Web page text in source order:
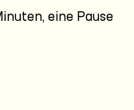
eine Pause